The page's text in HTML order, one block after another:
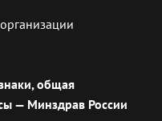
общая
— Минздрав России